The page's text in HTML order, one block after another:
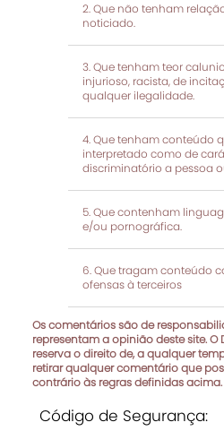
Que não tenham
noticiado.
Que tenham teor
injurioso, racista, de
qualquer ilegalidade.
Que tenham conteúdo
interpretado como de
discriminatório a pessoa
Que contenham
e/ou pornográfica.
Que tragam conteúdo
ofensas à terceiros
Os comentários são de
representam a opinião deste site. O
reserva o direito de, a qualquer
retirar qualquer comentário que
contrário às regras definidas acima.
Código de Segurança: